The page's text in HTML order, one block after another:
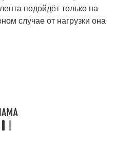
подойдёт только на
случае от нагрузки она